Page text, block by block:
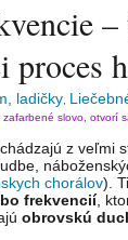
proces
ladičky,
slovo, otvorí
z veľmi
chorálov).
frekvencií,
obrovskú